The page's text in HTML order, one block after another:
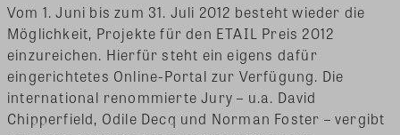
Vom 1. Juni bis zum 31. Juli 2012 besteht wieder die
Möglichkeit, Projekte für den ETAIL Preis 2012
einzureichen. Hierfür steht ein eigens dafür
eingerichtetes Online-Portal zur Verfügung. Die
international renommierte Jury – u.a. David
Chipperfield, Odile Decq und Norman Foster – vergibt